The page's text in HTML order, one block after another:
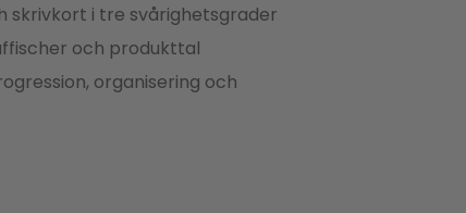
skrivkort i tre svårighetsgrader
och produkttal
organisering och